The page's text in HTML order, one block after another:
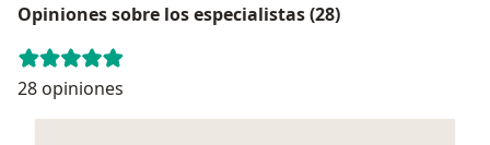
Opiniones sobre los especialistas (28)
28 opiniones